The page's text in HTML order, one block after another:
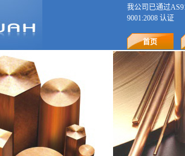
我公司已通过
9001:2008 认证
首页